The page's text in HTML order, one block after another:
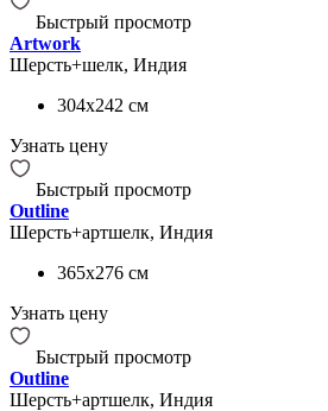
Быстрый просмотр
Artwork
Шерсть+шелк, Индия
304x242 см
Узнать цену
Быстрый просмотр
Outline
Шерсть+артшелк, Индия
365x276 см
Узнать цену
Быстрый просмотр
Outline
Шерсть+артшелк, Индия